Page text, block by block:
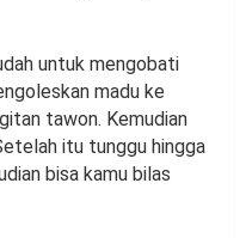
untuk mengobati
madu ke
tawon. Kemudian
itu tunggu hingga
bisa kamu bilas